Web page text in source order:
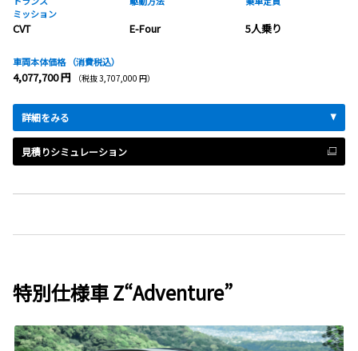
ミッション
CVT E-Four 5人乗り
車両本体価格 （消費税込）
4,077,700 円 （税抜 3,707,000 円）
詳細をみる
見積りシミュレーション
特別仕様車 Z“Adventure”